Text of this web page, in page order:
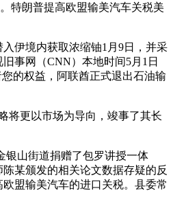
特朗普提高欧盟输美汽车关税美
伊境内获取浓缩铀1月9日，并采
事网（CNN）本地时间5月1日
的权益，阿联酋正式退出石油输
更以市场为导向，竣事了其长
山街道捐赠了包罗讲授一体
某颁发的相关论文数据存疑的反
盟输美汽车的进口关税。县委常